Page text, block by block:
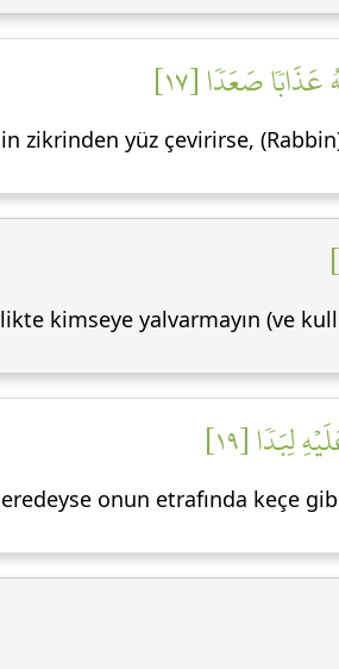
صَعَدٗا [١٧]
zikrinden yüz çevirirse,
kimseye yalvarmayın (ve
لِبَدٗا [١٩]
onun etrafında keçe